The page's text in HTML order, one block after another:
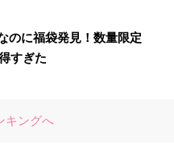
のに福袋発見！数量限定
すぎた
キングへ